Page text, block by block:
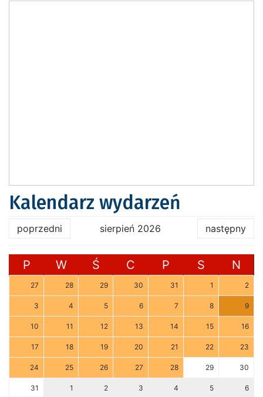
Kalendarz wydarzeń
poprzedni sierpień 2026 następny
P W Ś C P S N
27 28 29 30 31 1 2
3 4 5 6 7 8 9
10 11 12 13 14 15 16
17 18 19 20 21 22 23
24 25 26 27 28 29 30
31 1 2 3 4 5 6